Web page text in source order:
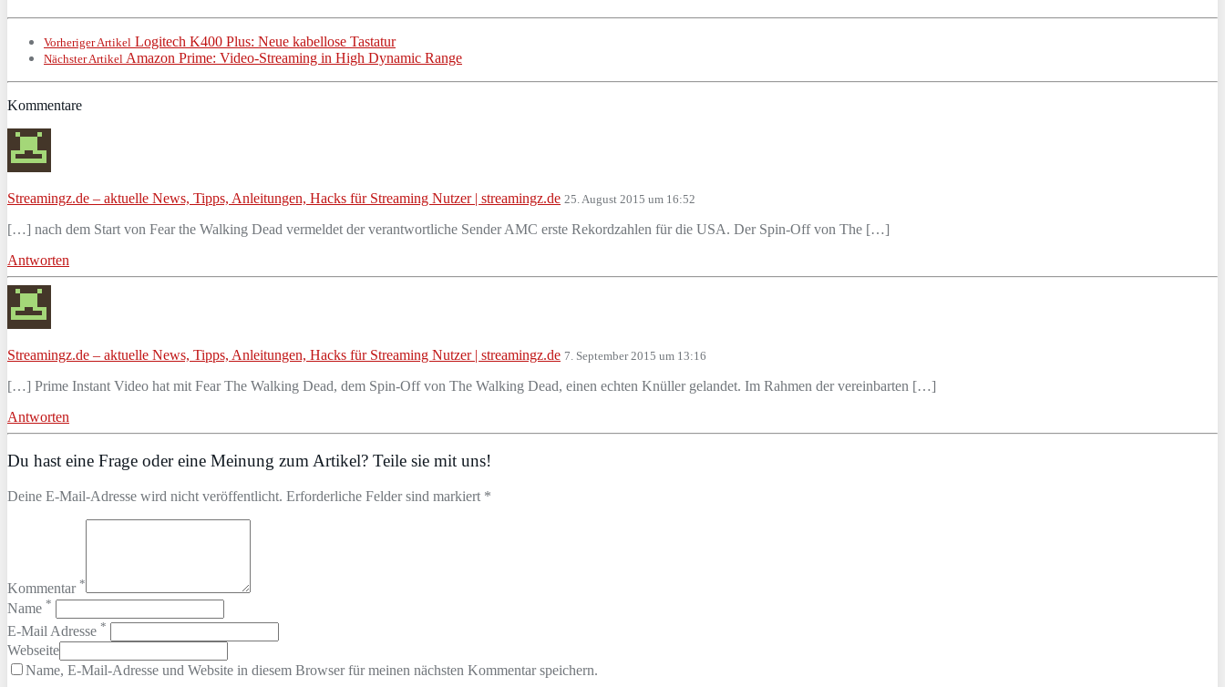
Vorheriger Artikel Logitech K400 Plus: Neue kabellose Tastatur
Nächster Artikel Amazon Prime: Video-Streaming in High Dynamic Range
Kommentare
Streamingz.de – aktuelle News, Tipps, Anleitungen, Hacks für Streaming Nutzer | streamingz.de 25. August 2015 um 16:52
[…] nach dem Start von Fear the Walking Dead vermeldet der verantwortliche Sender AMC erste Rekordzahlen für die USA. Der Spin-Off von The […]
Antworten
Streamingz.de – aktuelle News, Tipps, Anleitungen, Hacks für Streaming Nutzer | streamingz.de 7. September 2015 um 13:16
[…] Prime Instant Video hat mit Fear The Walking Dead, dem Spin-Off von The Walking Dead, einen echten Knüller gelandet. Im Rahmen der vereinbarten […]
Antworten
Du hast eine Frage oder eine Meinung zum Artikel? Teile sie mit uns!
Deine E-Mail-Adresse wird nicht veröffentlicht. Erforderliche Felder sind markiert *
Kommentar *
Name *
E-Mail Adresse *
Webseite
Name, E-Mail-Adresse und Website in diesem Browser für meinen nächsten Kommentar speichern.